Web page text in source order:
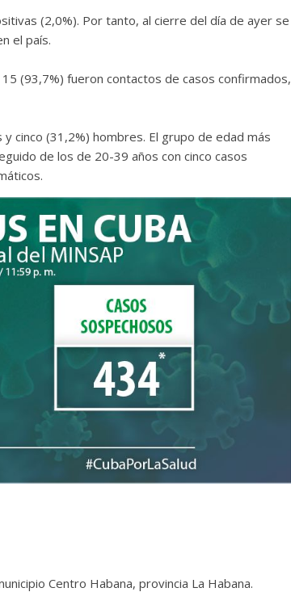
(2,0%). Por tanto, al cierre del día de ayer se
el país.
(93,7%) fueron contactos de casos confirmados,
cinco (31,2%) hombres. El grupo de edad más
de los de 20-39 años con cinco casos
Centro Habana, provincia La Habana.